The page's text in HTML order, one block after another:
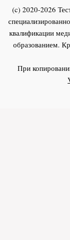
(c) 2020-2026
квалификации
образованием.
При